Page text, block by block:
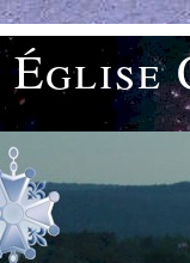
Église